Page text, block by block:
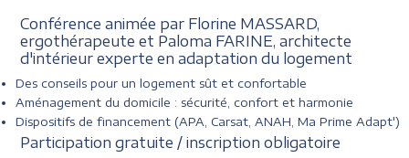
Conférence animée par Florine MASSARD,
ergothérapeute et Paloma FARINE, architecte
d'intérieur experte en adaptation du logement
Des conseils pour un logement sût et confortable
Aménagement du domicile : sécurité, confort et harmonie
Dispositifs de financement (APA, Carsat, ANAH, Ma Prime Adapt')
Participation gratuite / inscription obligatoire